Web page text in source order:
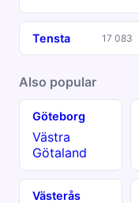
Tensta 17 083
Also popular
Göteborg
Västra
Götaland
Västerås